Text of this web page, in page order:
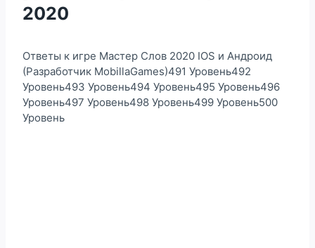
2020
Ответы к игре Мастер Слов 2020 IOS и Андроид
(Разработчик MobillaGames)491 Уровень492
Уровень493 Уровень494 Уровень495 Уровень496
Уровень497 Уровень498 Уровень499 Уровень500
Уровень